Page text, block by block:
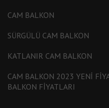
CAM BALKON
SÜRGÜLÜ CAM BALKON
KATLANIR CAM BALKON
CAM BALKON 2023 YENI
BALKON FIYATLARI